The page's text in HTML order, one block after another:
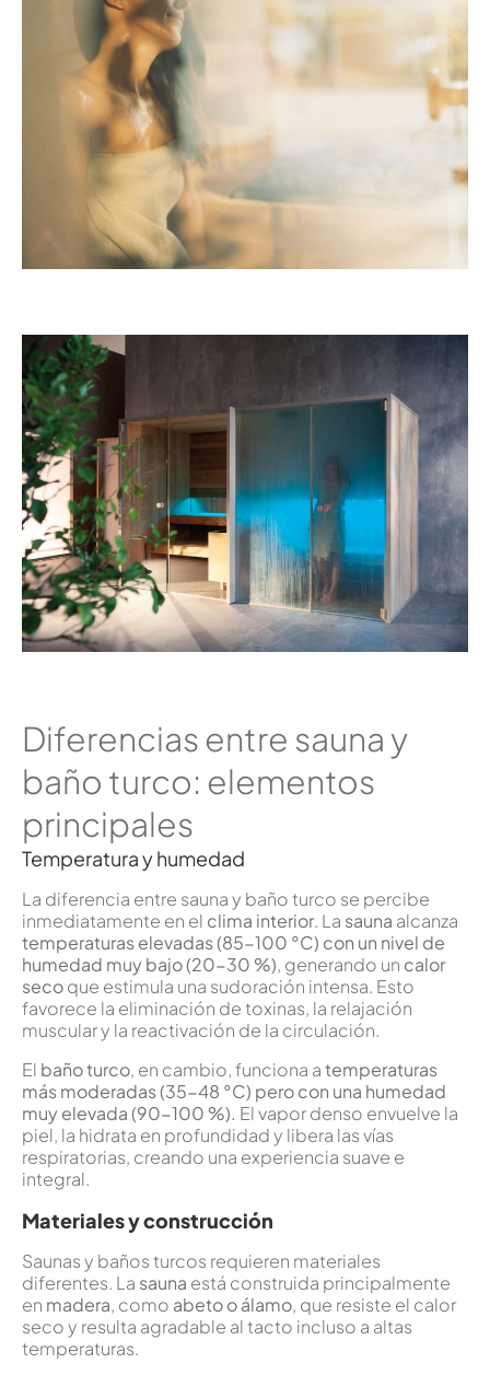
Diferencias entre sauna y
baño turco: elementos
principales
Temperatura y humedad
La diferencia entre sauna y baño turco se percibe
inmediatamente en el clima interior. La sauna alcanza
temperaturas elevadas (85-100 °C) con un nivel de
humedad muy bajo (20-30 %), generando un calor
secoque estimula una sudoración intensa. Esto
favorece la eliminación de toxinas, la relajación
muscular y la reactivación de la circulación.
El baño turco, en cambio, funciona atemperaturas
más moderadas (35-48 °C) pero con una humedad
muy elevada (90-100 %). El vapor denso envuelve la
piel, la hidrata en profundidad y libera las vías
respiratorias, creando una experiencia suave e
integral.
Materiales y construcción
Saunas y baños turcos requieren materiales
diferentes. La sauna está construida principalmente
en madera, como abetoo álamo, que resiste el calor
seco y resulta agradable al tacto incluso a altas
temperaturas.